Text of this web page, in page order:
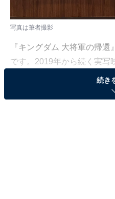
写真は筆者撮影
『キングダム 大将軍の帰
です。2019年から続く実写
の4作目であり、最終章と
からわずか4日間で興行収
続き